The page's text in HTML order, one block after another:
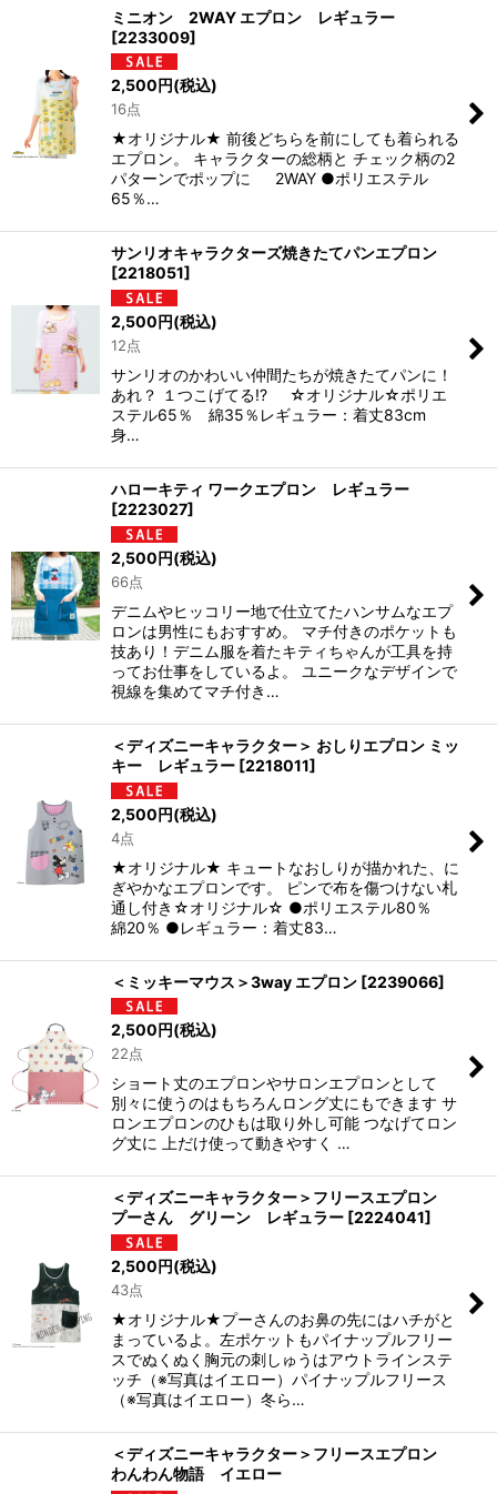
ミニオン 2WAY エプロン レギュラー
[2233009]
2,500 円(税込)
16点
★オリジナル★ 前後どちらを前にしても着られる
エプロン。 キャラクターの総柄と チェック柄の2
パターンでポップに 2WAY ●ポリエステル
65％…
サンリオキャラクターズ焼きたてパンエプロン
[2218051]
2,500円(税込)
12点
サンリオのかわいい仲間たちが焼きたてパンに！
あれ？ １つこげてる!? ☆オリジナル☆ポリエ
ステル65％ 綿35％レギュラー：着丈83cm
身…
ハローキティ ワークエプロン レギュラー
[2223027]
2,500円(税込)
66点
デニムやヒッコリー地で仕立てたハンサムなエプ
ロンは男性にもおすすめ。 マチ付きのポケットも
技あり！デニム服を着たキティちゃんが工具を持
ってお仕事をしているよ。 ユニークなデザインで
視線を集めてマチ付き…
＜ディズニーキャラクター＞ おしりエプロン ミッ
キー レギュラー [2218011]
2,500円(税込)
4点
★オリジナル★ キュートなおしりが描かれた、に
ぎやかなエプロンです。 ピンで布を傷つけない札
通し付き☆オリジナル☆ ●ポリエステル80％
綿20％ ●レギュラー：着丈83…
＜ミッキーマウス＞3way エプロン [2239066]
2,500円(税込)
22点
ショート丈のエプロンやサロンエプロンとして
別々に使うのはもちろんロング丈にもできます サ
ロンエプロンのひもは取り外し可能 つなげてロン
グ丈に 上だけ使って動きやすく …
＜ディズニーキャラクター＞フリースエプロン
プーさん グリーン レギュラー [2224041]
2,500円(税込)
43点
★オリジナル★プーさんのお鼻の先にはハチがと
まっているよ。左ポケットもパイナップルフリー
スでぬくぬく胸元の刺しゅうはアウトラインステ
ッチ（※写真はイエロー）パイナップルフリース
（※写真はイエロー）冬ら…
＜ディズニーキャラクター＞フリースエプロン
わんわん物語 イエロー